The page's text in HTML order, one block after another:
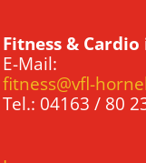
Fitness &
E-Mail:
fitness@vfl-
Tel.: 04163 / 80